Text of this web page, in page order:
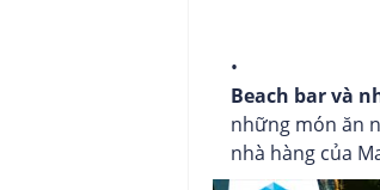
Beach bar và
những món ăn
nhà hàng của